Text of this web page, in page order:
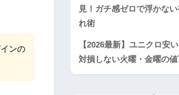
ンの
見！ガチ感ゼロで浮かな
れ術
【2026最新】ユニクロ安
対損しない火曜・金曜の値